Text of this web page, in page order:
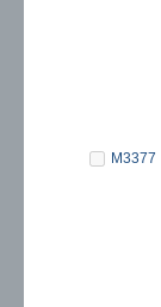
M3377